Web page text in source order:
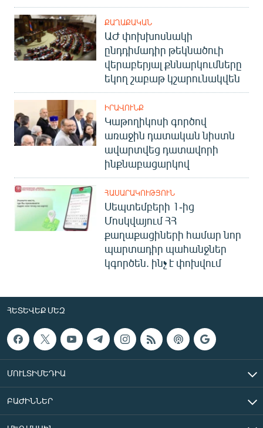
ՔԱՂԱՔԱԿԱՆ
ԱԺ փոխխոսնակի
ընդդիմադիր թեկնածուի
վերաբերյալ քննարկումները
եկող շաբաթ կշարունակվեն
ԻՐԱՎՈՒՆՔ
Կաթողիկոսի գործով
առաջին դատական նիստն
ավարտվեց դատավորի
ինքնաբացարկով
ՀԱՍԱՐԱԿՈՒԹՅՈՒՆ
Սեպտեմբերի 1-ից
Մոսկվայում ՀՀ
քաղաքացիների համար նոր
պարտադիր պահանջներ
կգործեն. ինչ է փոխվում
ՀԵՏԵՎԵՔ ՄԵԶ
ՄՈՒԼՏԻՄԵԴԻԱ
ԲԱԺԻՆՆԵՐ